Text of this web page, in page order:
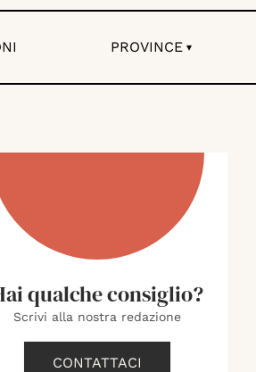
PROVINCE ▾
qualche consiglio?
Scrivi alla nostra redazione
CONTATTACI